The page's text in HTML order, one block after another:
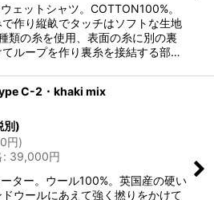
ェットシャツ。COTTON100%。
作り縦畝でタッチはソフトな生地
類の糸を使用、表面の糸に別の裏
てループを作り裏糸を接結する部…
C-2・khaki mix
別)
円)
: 39,000円
ター。ウール100%。英国産の硬い
ウールにあえて強く撚りをかけて